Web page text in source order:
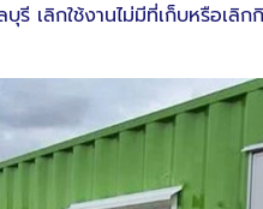
รี เลิกใช้งานไม่มีที่เก็บหรือเ